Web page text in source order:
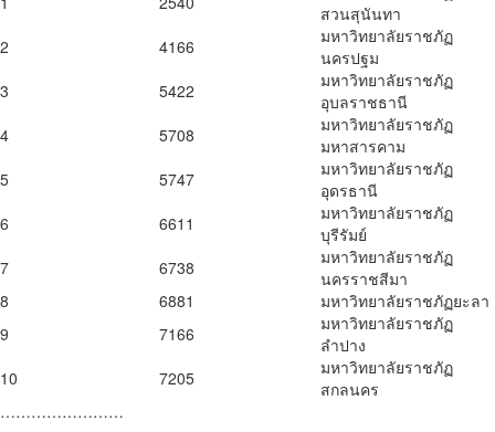
สวนสุนันทา
2
4166
มหาวิทยาลัยราชภัฏ
นครปฐม
3
5422
มหาวิทยาลัยราชภัฏ
อุบลราชธานี
4
5708
มหาวิทยาลัยราชภัฏ
มหาสารคาม
5
5747
มหาวิทยาลัยราชภัฏ
อุดรธานี
6
6611
มหาวิทยาลัยราชภัฏ
บุรีรัมย์
7
6738
มหาวิทยาลัยราชภัฏ
นครราชสีมา
8
6881
มหาวิทยาลัยราชภัฏยะลา
9
7166
มหาวิทยาลัยราชภัฏ
ลำปาง
10
7205
มหาวิทยาลัยราชภัฏ
สกลนคร
……………………